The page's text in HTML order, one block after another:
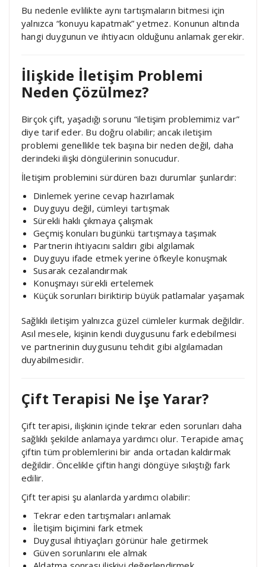
Bu nedenle evlilikte aynı tartışmaların bitmesi için
yalnızca “konuyu kapatmak” yetmez. Konunun altında
hangi duygunun ve ihtiyacın olduğunu anlamak gerekir.
İlişkide İletişim Problemi
Neden Çözülmez?
Birçok çift, yaşadığı sorunu “iletişim problemimiz var”
diye tarif eder. Bu doğru olabilir; ancak iletişim
problemi genellikle tek başına bir neden değil, daha
derindeki ilişki döngülerinin sonucudur.
İletişim problemini sürdüren bazı durumlar şunlardır:
Dinlemek yerine cevap hazırlamak
Duyguyu değil, cümleyi tartışmak
Sürekli haklı çıkmaya çalışmak
Geçmiş konuları bugünkü tartışmaya taşımak
Partnerin ihtiyacını saldırı gibi algılamak
Duyguyu ifade etmek yerine öfkeyle konuşmak
Susarak cezalandırmak
Konuşmayı sürekli ertelemek
Küçük sorunları biriktirip büyük patlamalar yaşamak
Sağlıklı iletişim yalnızca güzel cümleler kurmak değildir.
Asıl mesele, kişinin kendi duygusunu fark edebilmesi
ve partnerinin duygusunu tehdit gibi algılamadan
duyabilmesidir.
Çift Terapisi Ne İşe Yarar?
Çift terapisi, ilişkinin içinde tekrar eden sorunları daha
sağlıklı şekilde anlamaya yardımcı olur. Terapide amaç
çiftin tüm problemlerini bir anda ortadan kaldırmak
değildir. Öncelikle çiftin hangi döngüye sıkıştığı fark
edilir.
Çift terapisi şu alanlarda yardımcı olabilir:
Tekrar eden tartışmaları anlamak
İletişim biçimini fark etmek
Duygusal ihtiyaçları görünür hale getirmek
Güven sorunlarını ele almak